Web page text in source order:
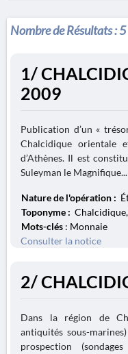
Nombre de Résultats :5
1/
2009
Publication d’un «
Chalcidique orientale
d’Athènes. Il est
Suleyman le Magnifique...
Nature de l'opération :
Toponyme :
Mots-clés : Monnaie
Consulter la notice
2/
Dans la région de
antiquités sous-
prospection